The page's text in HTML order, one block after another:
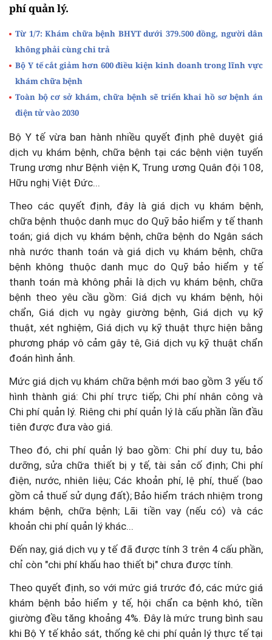
phí quản lý.
Từ 1/7: Khám chữa bệnh BHYT dưới 379.500 đồng, người dân
không phải cùng chi trả
Bộ Y tế cắt giảm hơn 600 điều kiện kinh doanh trong lĩnh vực
khám chữa bệnh
Toàn bộ cơ sở khám, chữa bệnh sẽ triển khai hồ sơ bệnh án
điện tử vào 2030
Bộ Y tế vừa ban hành nhiều quyết định phê duyệt giá
dịch vụ khám bệnh, chữa bệnh tại các bệnh viện tuyến
Trung ương như Bệnh viện K, Trung ương Quân đội 108,
Hữu nghị Việt Đức...
Theo các quyết định, đây là giá dịch vụ khám bệnh,
chữa bệnh thuộc danh mục do Quỹ bảo hiểm y tế thanh
toán; giá dịch vụ khám bệnh, chữa bệnh do Ngân sách
nhà nước thanh toán và giá dịch vụ khám bệnh, chữa
bệnh không thuộc danh mục do Quỹ bảo hiểm y tế
thanh toán mà không phải là dịch vụ khám bệnh, chữa
bệnh theo yêu cầu gồm: Giá dịch vụ khám bệnh, hội
chẩn, Giá dịch vụ ngày giường bệnh, Giá dịch vụ kỹ
thuật, xét nghiệm, Giá dịch vụ kỹ thuật thực hiện bằng
phương pháp vô cảm gây tê, Giá dịch vụ kỹ thuật chẩn
đoán hình ảnh.
Mức giá dịch vụ khám chữa bệnh mới bao gồm 3 yếu tố
hình thành giá: Chi phí trực tiếp; Chi phí nhân công và
Chi phí quản lý. Riêng chi phí quản lý là cấu phần lần đầu
tiên được đưa vào giá.
Theo đó, chi phí quản lý bao gồm: Chi phí duy tu, bảo
dưỡng, sửa chữa thiết bị y tế, tài sản cố định; Chi phí
điện, nước, nhiên liệu; Các khoản phí, lệ phí, thuế (bao
gồm cả thuế sử dụng đất); Bảo hiểm trách nhiệm trong
khám bệnh, chữa bệnh; Lãi tiền vay (nếu có) và các
khoản chi phí quản lý khác...
Đến nay, giá dịch vụ y tế đã được tính 3 trên 4 cấu phần,
chỉ còn "chi phí khấu hao thiết bị" chưa được tính.
Theo quyết định, so với mức giá trước đó, các mức giá
khám bệnh bảo hiểm y tế, hội chẩn ca bệnh khó, tiền
giường đều tăng khoảng 4%. Đây là mức trung bình sau
khi Bộ Y tế khảo sát, thống kê chi phí quản lý thực tế tại